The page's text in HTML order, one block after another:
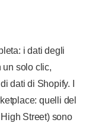
i dati degli
un solo clic,
dati di Shopify. I
quelli del
Street) sono